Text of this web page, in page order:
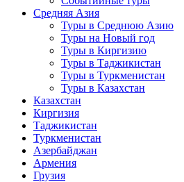
Средняя Азия
Туры в Среднюю Азию
Туры на Новый год
Туры в Киргизию
Туры в Таджикистан
Туры в Туркменистан
Туры в Казахстан
Казахстан
Киргизия
Таджикистан
Туркменистан
Азербайджан
Армения
Грузия